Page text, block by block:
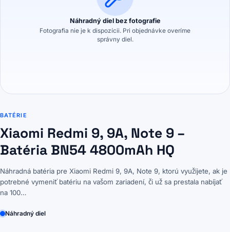
Náhradný diel bez fotografie
Fotografia nie je k dispozícii. Pri objednávke overíme
správny diel.
BATÉRIE
Xiaomi Redmi 9, 9A, Note 9 –
Batéria BN54 4800mAh HQ
Náhradná batéria pre Xiaomi Redmi 9, 9A, Note 9, ktorú využijete, ak je
potrebné vymeniť batériu na vašom zariadení, či už sa prestala nabíjať
na 100…
Náhradný diel